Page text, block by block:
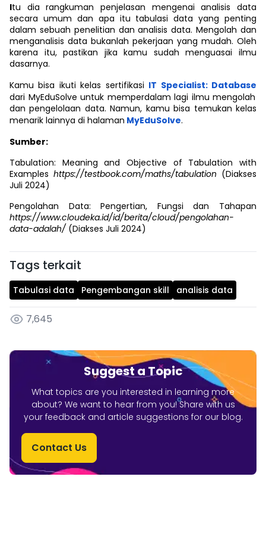
Itu dia rangkuman penjelasan mengenai analisis data
secara umum dan apa itu tabulasi data yang penting
dalam sebuah penelitian dan analisis data. Mengolah dan
menganalisis data bukanlah pekerjaan yang mudah. Oleh
karena itu, pastikan jika kamu sudah menguasai ilmu
dasarnya.
Kamu bisa ikuti kelas sertifikasi IT Specialist: Database
dari MyEduSolve untuk memperdalam lagi ilmu mengolah
dan pengelolaan data. Namun, kamu bisa temukan kelas
menarik lainnya di halaman MyEduSolve.
Sumber:
Tabulation: Meaning and Objective of Tabulation with
Examples https://testbook.com/maths/tabulation (Diakses
Juli 2024)
Pengolahan Data: Pengertian, Fungsi dan Tahapan
https://www.cloudeka.id/id/berita/cloud/pengolahan-
data-adalah/ (Diakses Juli 2024)
Tags terkait
Tabulasi data Pengembangan skill analisis data
7,645
Suggest a Topic
What topics are you interested in learning more
about? We want to hear from you! Share with us
your feedback and article suggestions for our blog.
Contact Us